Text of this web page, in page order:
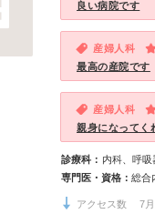
良い病院です
産婦人科
最高の産院です
産婦人科
親身になってく
診療科： 内科、呼
専門医・資格： 総合
アクセス数 7月